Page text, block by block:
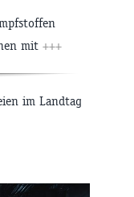
mit +++
im Landtag